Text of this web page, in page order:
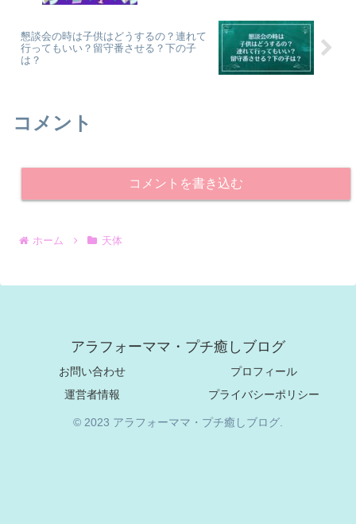
懇談会の時は子供はどうするの？連れて
行ってもいい？留守番させる？下の子
は？
コメント
コメントを書き込む
ホーム 天体
アラフォーママ・プチ癒しブログ
お問い合わせ
プロフィール
運営者情報
プライバシーポリシー
© 2023 アラフォーママ・プチ癒しブログ.